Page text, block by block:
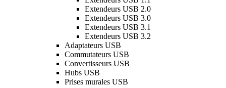
Extendeurs USB 2.0
Extendeurs USB 3.0
Extendeurs USB 3.1
Extendeurs USB 3.2
Adaptateurs USB
Commutateurs USB
Convertisseurs USB
Hubs USB
Prises murales USB